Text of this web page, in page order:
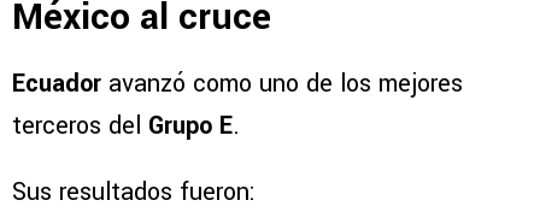
México al cruce
Ecuador avanzó como uno de los mejores
terceros del Grupo E.
Sus resultados fueron: